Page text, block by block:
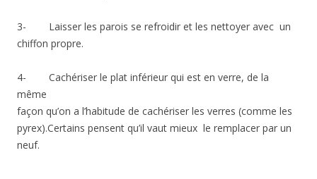
3- Laisser les parois se refroidir et les nettoyer avec un
chiffon propre.
4- Cachériser le plat inférieur qui est en verre, de la
même
façon qu’on a l’habitude de cachériser les verres (comme les
pyrex).Certains pensent qu’il vaut mieux le remplacer par un
neuf.